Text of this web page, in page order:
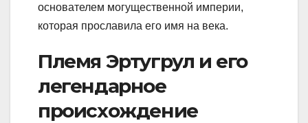
основателем могущественной империи,
которая прославила его имя на века.
Племя Эртугрул и его
легендарное
происхождение